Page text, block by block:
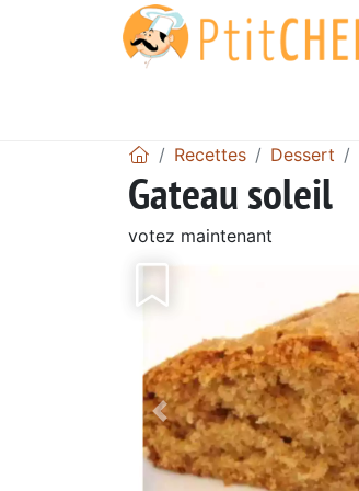
Recettes Dessert
Gateau soleil
votez maintenant
Précédent